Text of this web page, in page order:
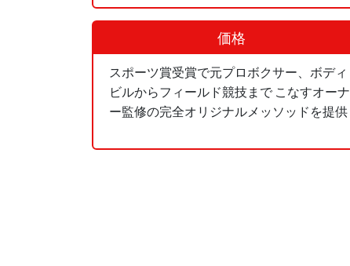
価格
スポーツ賞受賞で元プロボクサー、ボディ
ビルからフィールド競技まで こなすオーナ
ー監修の完全オリジナルメッソッドを提供